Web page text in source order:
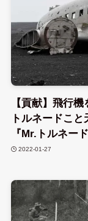
【貢献】飛行
トルネードこ
『Mr.トルネー
2022-01-27